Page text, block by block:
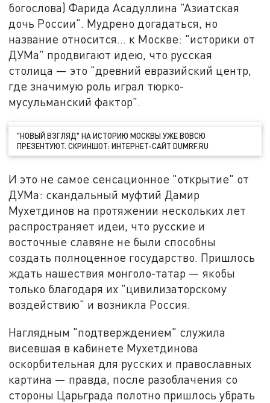
богослова) Фарида Асадуллина "Азиатская
дочь России". Мудрено догадаться, но
название относится… к Москве: "историки от
ДУМа" продвигают идею, что русская
столица — это "древний евразийский центр,
где значимую роль играл тюрко-
мусульманский фактор".
"НОВЫЙ ВЗГЛЯД" НА ИСТОРИЮ МОСКВЫ УЖЕ ВОВСЮ
ПРЕЗЕНТУЮТ. СКРИНШОТ: ИНТЕРНЕТ-САЙТ DUMRF.RU
И это не самое сенсационное "открытие" от
ДУМа: скандальный муфтий Дамир
Мухетдинов на протяжении нескольких лет
распространяет идеи, что русские и
восточные славяне не были способны
создать полноценное государство. Пришлось
ждать нашествия монголо-татар — якобы
только благодаря их "цивилизаторскому
воздействию" и возникла Россия.
Наглядным "подтверждением" служила
висевшая в кабинете Мухетдинова
оскорбительная для русских и православных
картина — правда, после разоблачения со
стороны Царьграда полотно пришлось убрать